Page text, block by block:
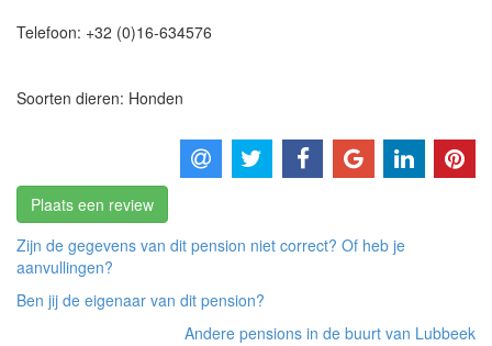
Telefoon: +32 (0)16-634576
Soorten dieren: Honden
Plaats een review
Zijn de gegevens van dit pension niet correct? Of heb je
aanvullingen?
Ben jij de eigenaar van dit pension?
Andere pensions in de buurt van Lubbeek